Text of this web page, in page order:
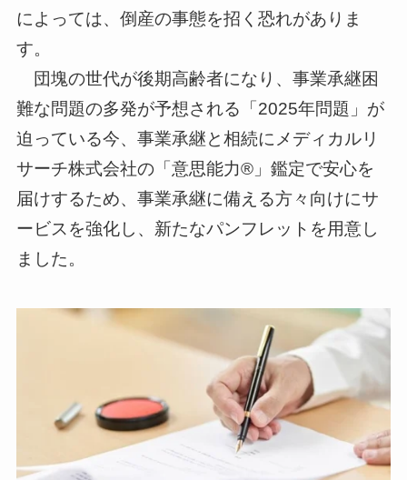
によっては、倒産の事態を招く恐れがありま
す。
団塊の世代が後期高齢者になり、事業承継困
難な問題の多発が予想される「2025年問題」が
迫っている今、事業承継と相続にメディカルリ
サーチ株式会社の「意思能力®」鑑定で安心を
届けするため、事業承継に備える方々向けにサ
ービスを強化し、新たなパンフレットを用意し
ました。